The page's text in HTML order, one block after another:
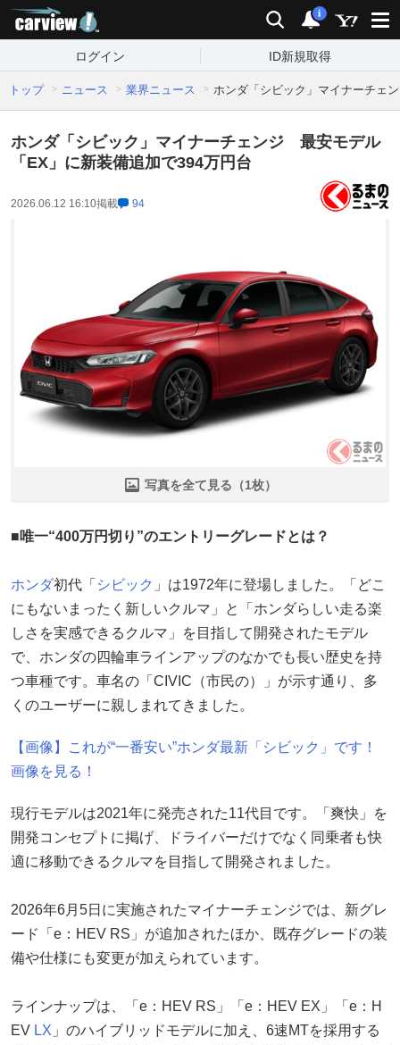
検索 通知
i
ログイン ID新規取得
トップ ニュース 業界ニュース ホンダ「シビック」マイナーチェ
ホンダ「シビック」マイナーチェンジ 最安モデル
「EX」に新装備追加で394万円台
2026.06.12 16:10掲載 94
写真を全て見る（1枚）
■唯一“400万円切り”のエントリーグレードとは？
ホンダ初代「 シビック 」は1972年に登場しました。「どこ
にもないまったく新しいクルマ」と「ホンダらしい走る楽
しさを実感できるクルマ」を目指して開発されたモデル
で、ホンダの四輪車ラインアップのなかでも長い歴史を持
つ車種です。車名の「CIVIC（市民の）」が示す通り、多
くのユーザーに親しまれてきました。
【画像】これが“一番安い”ホンダ最新「シビック」です！
画像を見る！
現行モデルは2021年に発売された11代目です。「爽快」を
開発コンセプトに掲げ、ドライバーだけでなく同乗者も快
適に移動できるクルマを目指して開発されました。
2026年6月5日に実施されたマイナーチェンジでは、新グレ
ード「e：HEV RS」が追加されたほか、既存グレードの装
備や仕様にも変更が加えられています。
ラインナップは、「e：HEV RS」「e：HEV EX」「e：H
EV LX 」のハイブリッドモデルに加え、6速MTを採用する